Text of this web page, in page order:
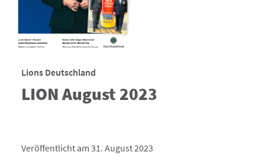
Lions Deutschland
LION August 2023
Veröffentlicht am 31. August 2023